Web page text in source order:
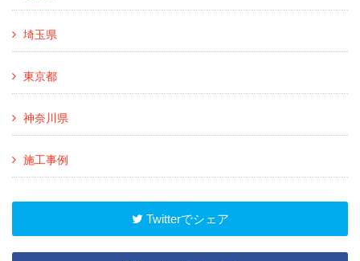
埼玉県
東京都
神奈川県
施工事例
Twitterでシェア